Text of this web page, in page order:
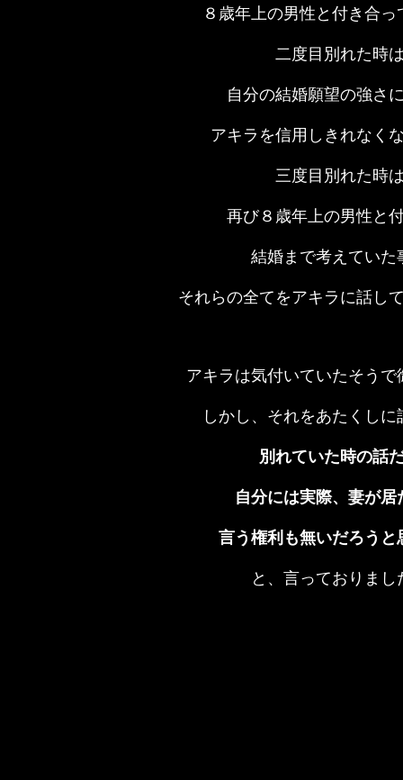
８歳年上の男性と付き合っ
二度目別れた時
自分の結婚願望の強さ
アキラを信用しきれなく
三度目別れた時
再び８歳年上の男性と
結婚まで考えていた
それらの全てをアキラに話し
アキラは気付いていたそうで
しかし、それをあたくしに
別れていた時の話
自分には実際、妻が居
言う権利も無いだろうと
と、言っておりまし